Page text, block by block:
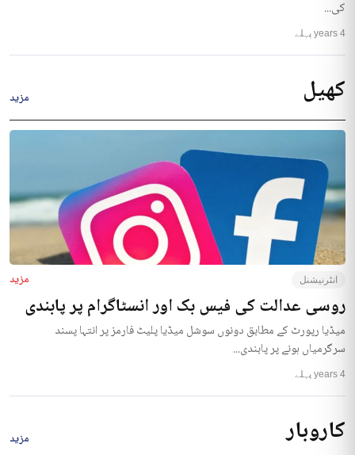
کی...
4 years پہلے
کھیل مزید
انٹرنیشنل مزید
روسی عدالت کی فیس بک اور انسٹاگرام پر پابندی
میڈیا رپورٹ کے مطابق دونوں سوشل میڈیا پلیٹ فارمز پر انتہا پسند
سرگرمیاں ہونے پر پابندی...
4 years پہلے
کاروبار مزید